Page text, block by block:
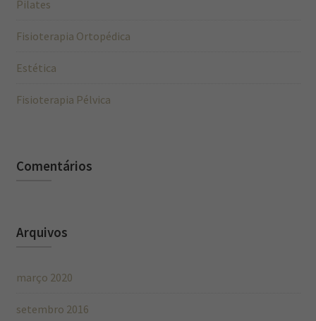
Pilates
Fisioterapia Ortopédica
Estética
Fisioterapia Pélvica
Comentários
Arquivos
março 2020
setembro 2016